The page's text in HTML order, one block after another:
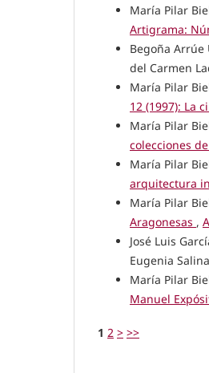
María Pilar
Artigrama:
Begoña Arrúe
del Carmen
María Pilar
12 (1997): La
María Pilar
colecciones
María Pilar
arquitectura
María Pilar
Aragonesas ,
José Luis
Eugenia
María Pilar
Manuel
1 2 > >>